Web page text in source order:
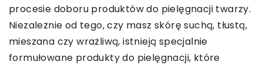
procesie doboru produktów do pielęgnacji twarzy.
Niezależnie od tego, czy masz skórę suchą, tłustą,
mieszana czy wrażliwą, istnieją specjalnie
formułowane produkty do pielęgnacji, które